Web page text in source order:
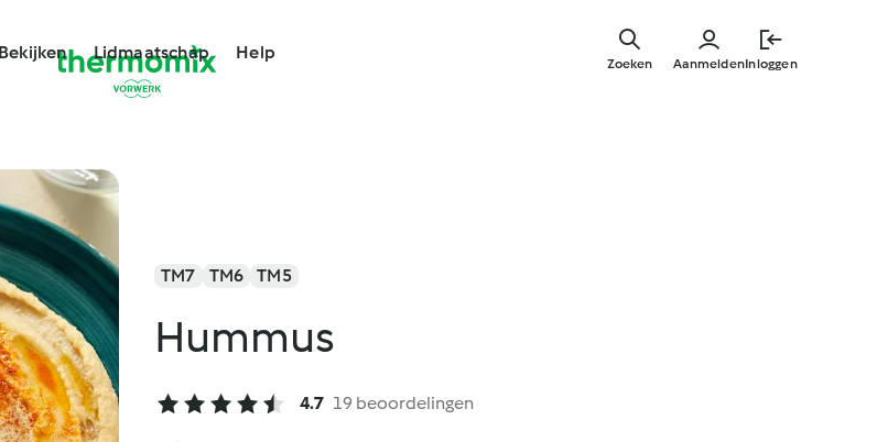
Bekijken Lidmaatschap Help
AanmeldenInloggen
Zoeken
TM7 TM6 TM5
Hummus
4.7 19 beoordelingen